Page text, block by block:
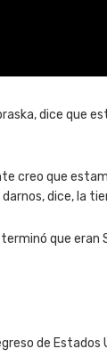
dice que
creo que
dice, la
que
de Estados